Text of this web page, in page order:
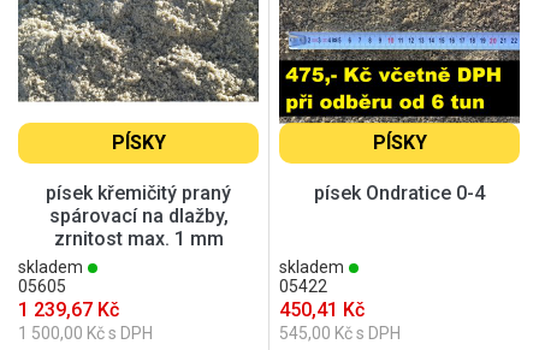
PÍSKY
písek křemičitý praný
spárovací na dlažby,
zrnitost max. 1 mm
skladem
05605
1 239,67 Kč
1 500,00 Kč s DPH
PÍSKY
písek Ondratice 0-4
skladem
05422
450,41 Kč
545,00 Kč s DPH